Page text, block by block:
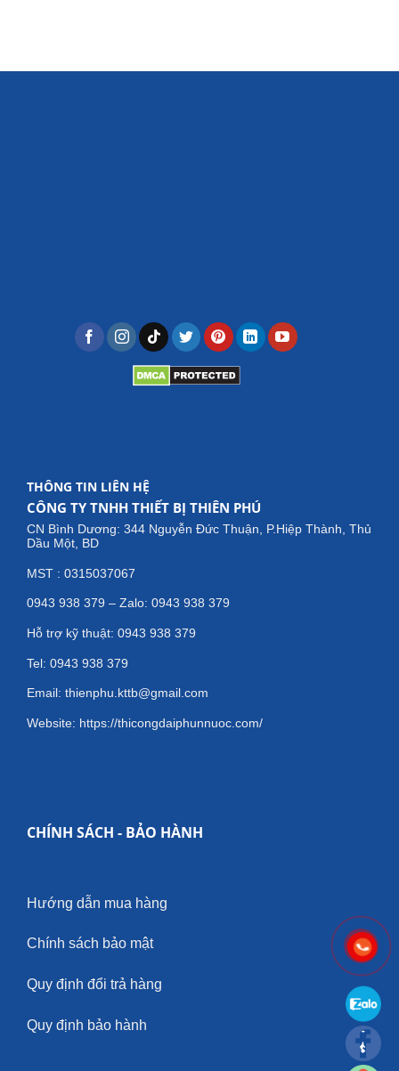
THÔNG TIN LIÊN HỆ
CÔNG TY TNHH THIẾT BỊ THIÊN PHÚ
CN Bình Dương: 344 Nguyễn Đức Thuận, P.Hiệp Thành, Thủ
Dầu Một, BD
MST : 0315037067
0943 938 379 – Zalo: 0943 938 379
Hỗ trợ kỹ thuật: 0943 938 379
Tel: 0943 938 379
Email: thienphu.kttb@gmail.com
Website: https://thicongdaiphunnuoc.com/
CHÍNH SÁCH - BẢO HÀNH
Hướng dẫn mua hàng
Chính sách bảo mật
Quy định đổi trả hàng
Quy định bảo hành